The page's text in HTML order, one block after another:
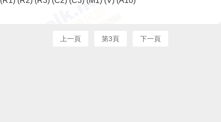
上一頁 第3頁 下一頁